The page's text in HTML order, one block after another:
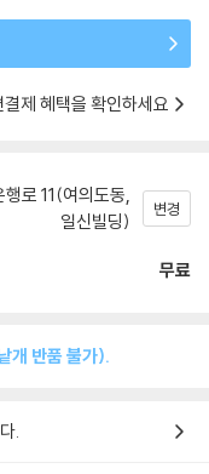
제 혜택을 확인하세요
로 11(여의도동,
일신빌딩)
변경
무료
개 반품 불가).
.